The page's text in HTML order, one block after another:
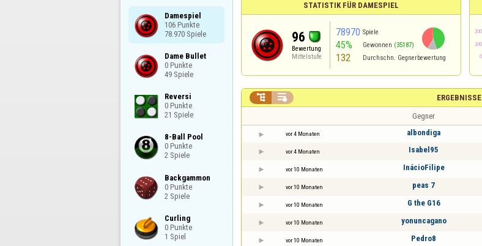
Damespiel
106 Punkte
78.970 Spiele
Dame Bullet
0 Punkte
49 Spiele
Reversi
0 Punkte
21 Spiele
8-Ball Pool
0 Punkte
2 Spiele
Backgammon
0 Punkte
2 Spiele
Curling
0 Punkte
1 Spiel
STATISTIK FÜR DAMESPIEL
96
Bewertung
Mittelstufe
78970 Spiele
45% Gewonnen (35187)
132 Durchschn. Gegnerbewertung
ERGEBNISSE
 
Gegner
vor 4 Monaten albondiga
vor 4 Monaten Isabel95
vor 10 Monaten InácioFilipe
vor 10 Monaten peas 7
vor 10 Monaten G the G16
vor 10 Monaten yonuncagano
vor 10 Monaten Pedro8